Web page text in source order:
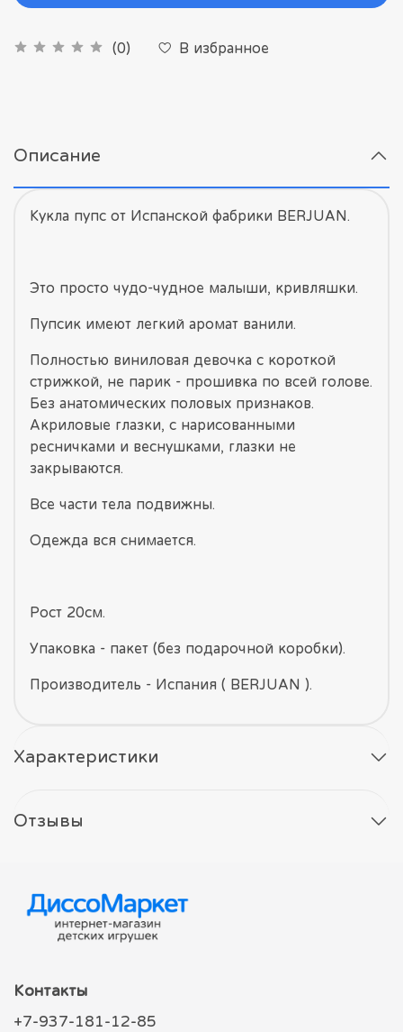
(0) В избранное
Описание
Кукла пупс от Испанской фабрики BERJUAN.
Это просто чудо-чудное малыши, кривляшки.
Пупсик имеют легкий аромат ванили.
Полностью виниловая девочка с короткой
стрижкой, не парик - прошивка по всей голове.
Без анатомических половых признаков.
Акриловые глазки, с нарисованными
ресничками и веснушками, глазки не
закрываются.
Все части тела подвижны.
Одежда вся снимается.
Рост 20см.
Упаковка - пакет (без подарочной коробки).
Производитель - Испания ( BERJUAN ).
Характеристики
Отзывы
Контакты
+7-937-181-12-85